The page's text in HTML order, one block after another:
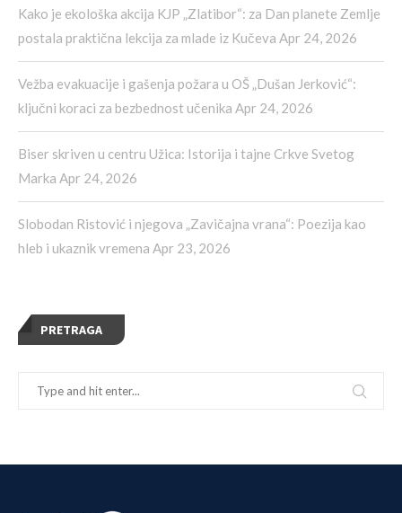
Kako je ekološka akcija KJP „Zlatibor“: za Dan planete Zemlje
postala praktična lekcija za mlade iz Kučeva Apr 24, 2026
Vežba evakuacije i gašenja požara u OŠ „Dušan Jerković“:
ključni koraci za bezbednost učenika Apr 24, 2026
Biser skriven u centru Užica: Istorija i tajne Crkve Svetog
Marka Apr 24, 2026
Slobodan Ristović i njegova „Zavičajna vrana“: Poezija kao
hleb i ukaznik vremena Apr 23, 2026
PRETRAGA